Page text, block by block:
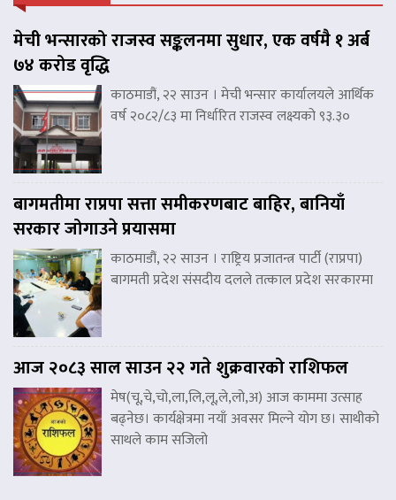
मेची भन्सारको राजस्व सङ्कलनमा सुधार, एक वर्षमै १ अर्ब
७४ करोड वृद्धि
काठमाडौं, २२ साउन । मेची भन्सार कार्यालयले आर्थिक
वर्ष २०८२/८३ मा निर्धारित राजस्व लक्ष्यको ९३.३०
बागमतीमा राप्रपा सत्ता समीकरणबाट बाहिर, बानियाँ
सरकार जोगाउने प्रयासमा
काठमाडौं, २२ साउन । राष्ट्रिय प्रजातन्त्र पार्टी (राप्रपा)
बागमती प्रदेश संसदीय दलले तत्काल प्रदेश सरकारमा
आज २०८३ साल साउन २२ गते शुक्रवारको राशिफल
मेष(चू,चे,चो,ला,लि,लू,ले,लो,अ) आज काममा उत्साह
बढ्नेछ। कार्यक्षेत्रमा नयाँ अवसर मिल्ने योग छ। साथीको
साथले काम सजिलो